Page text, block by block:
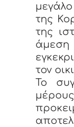
της
της
τον
Το